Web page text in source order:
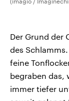
Der Grund der
des
feine
begraben das,
immer tiefer